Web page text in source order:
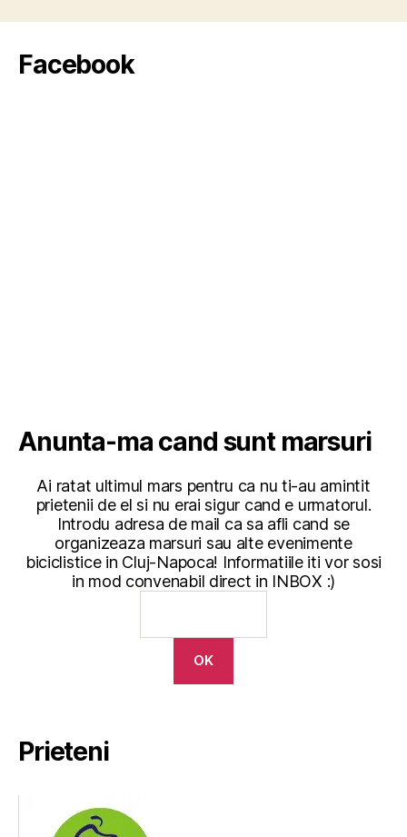
Facebook
Anunta-ma cand sunt marsuri
Ai ratat ultimul mars pentru ca nu ti-au amintit
prietenii de el si nu erai sigur cand e urmatorul.
Introdu adresa de mail ca sa afli cand se
organizeaza marsuri sau alte evenimente
biciclistice in Cluj-Napoca! Informatiile iti vor sosi
in mod convenabil direct in INBOX :)
Prieteni